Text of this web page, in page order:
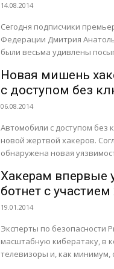
сети Twitter
14.08.2014
Сегодня подписчики
Федерации Дмитрия
были весьма удивлены
Новая мишень
с доступом без
06.08.2014
Автомобили с доступом без
новой жертвой хакеров.
обнаружена новая
Хакерам впервые
ботнет с
19.01.2014
Эксперты по безопасности
масштабную кибератаку, в
телевизоры и, как минимум,